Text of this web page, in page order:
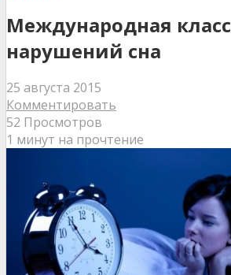
Международная
нарушений сна
25 августа 2015
Комментировать
52 Просмотров
1 минут на прочтение